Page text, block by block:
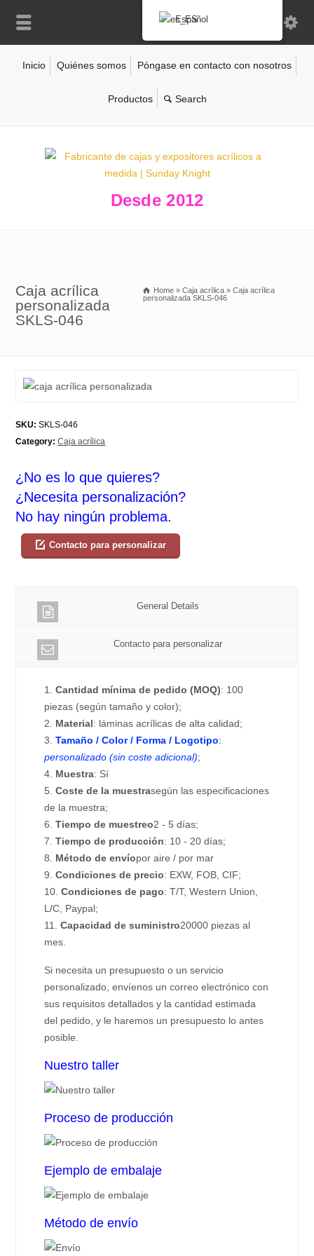
Inicio Quiénes somos Póngase en contacto con nosotros
Productos
Desde 2012
Caja acrílica
personalizada
SKLS-046
Home » Caja acrílica » Caja acrílica
personalizada SKLS-046
SKU: SKLS-046
Category: Caja acrílica
¿No es lo que quieres?
¿Necesita personalización?
No hay ningún problema.
Contacto para personalizar
General Details
Contacto para personalizar
1.Cantidad mínima de pedido (MOQ): 100
piezas (según tamaño y color);
2. Material: láminas acrílicas de alta calidad;
3.Tamaño / Color / Forma / Logotipo:
personalizado (sin coste adicional);
4. Muestra: Sí
5.Coste de la muestrasegún las especificaciones
de la muestra;
6.Tiempo de muestreo2 - 5 días;
7.Tiempo de producción: 10 - 20 días;
8. Método de envíopor aire / por mar
9.Condiciones de precio: EXW, FOB, CIF;
10.Condiciones de pago: T/T, Western Union,
L/C, Paypal;
11.Capacidad de suministro20000 piezas al
mes.
Si necesita un presupuesto o un servicio
personalizado, envíenos un correo electrónico con
sus requisitos detallados y la cantidad estimada
del pedido, y le haremos un presupuesto lo antes
posible.
Nuestro taller
Proceso de producción
Ejemplo de embalaje
Método de envío
Español